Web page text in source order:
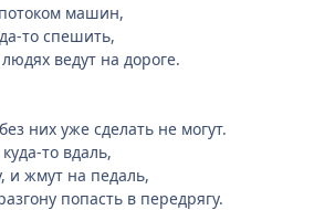
машин,
то спешить,
ведут на дороге.
них уже сделать не могут.
то вдаль,
и жмут на педаль,
попасть в передрягу.